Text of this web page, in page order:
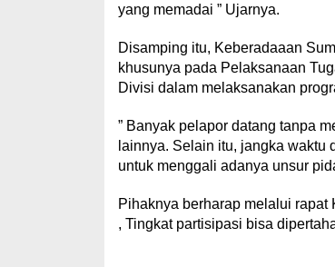
yang memadai ” Ujarnya.
Disamping itu, Keberadaaan
khusunya pada Pelaksanaan
Divisi dalam melaksanakan
” Banyak pelapor datang tanpa
lainnya. Selain itu, jangka
untuk menggali adanya unsur
Pihaknya berharap melalui
, Tingkat partisipasi bisa